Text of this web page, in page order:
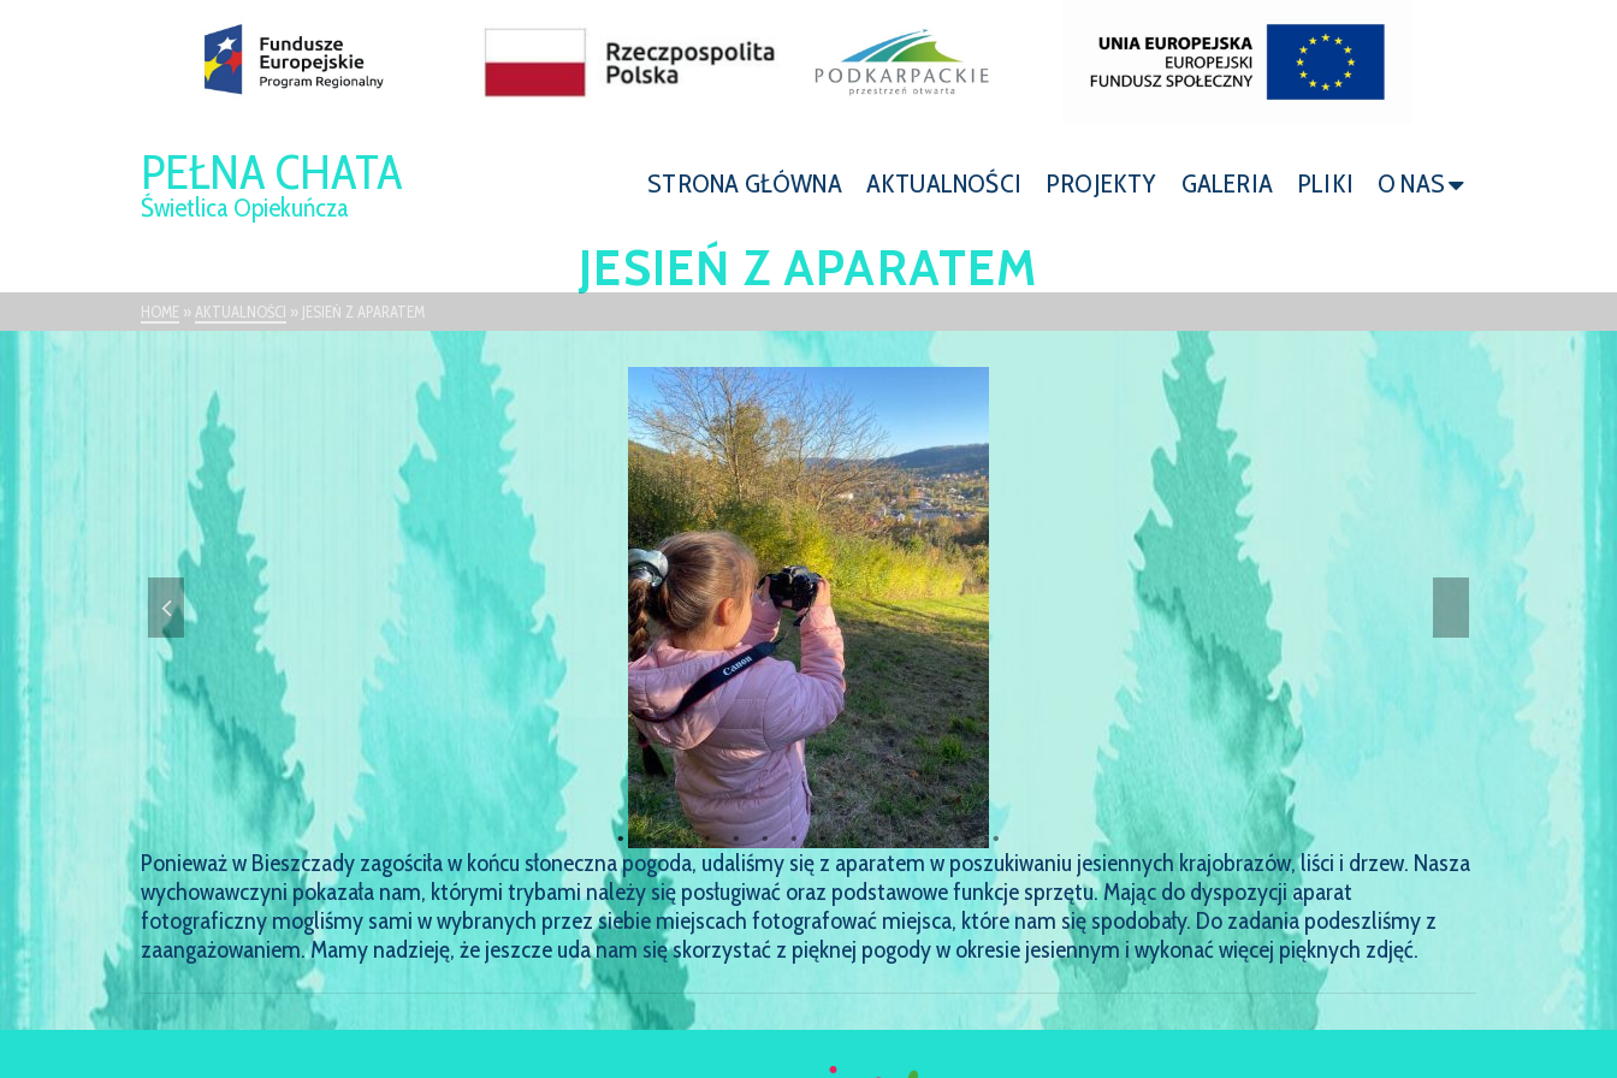
PEŁNA CHATA
Świetlica Opiekuńcza
STRONA GŁÓWNA AKTUALNOŚCI PROJEKTY GALERIA PLIKI O NAS
JESIEŃ Z APARATEM
HOME » AKTUALNOŚCI » JESIEŃ Z APARATEM
Ponieważ w Bieszczady zagościła w końcu słoneczna pogoda, udaliśmy się z aparatem w poszukiwaniu jesiennych krajobrazów, liści i drzew. Nasza
wychowawczyni pokazała nam, którymi trybami należy się posługiwać oraz podstawowe funkcje sprzętu. Mając do dyspozycji aparat
fotograficzny mogliśmy sami w wybranych przez siebie miejscach fotografować miejsca, które nam się spodobały. Do zadania podeszliśmy z
zaangażowaniem. Mamy nadzieję, że jeszcze uda nam się skorzystać z pięknej pogody w okresie jesiennym i wykonać więcej pięknych zdjęć.